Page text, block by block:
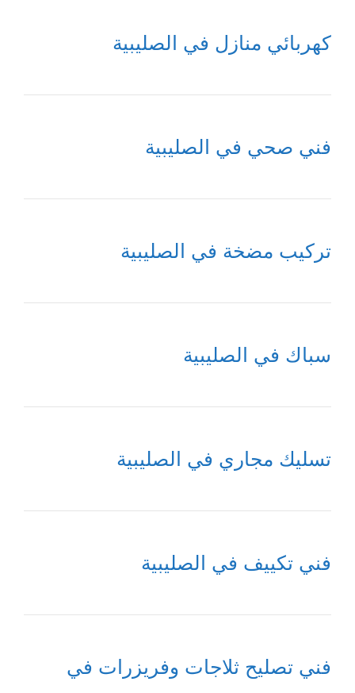
كهربائي منازل في الصليبية
فني صحي في الصليبية
تركيب مضخة في الصليبية
سباك في الصليبية
تسليك مجاري في الصليبية
فني تكييف في الصليبية
فني تصليح ثلاجات وفريزرات في